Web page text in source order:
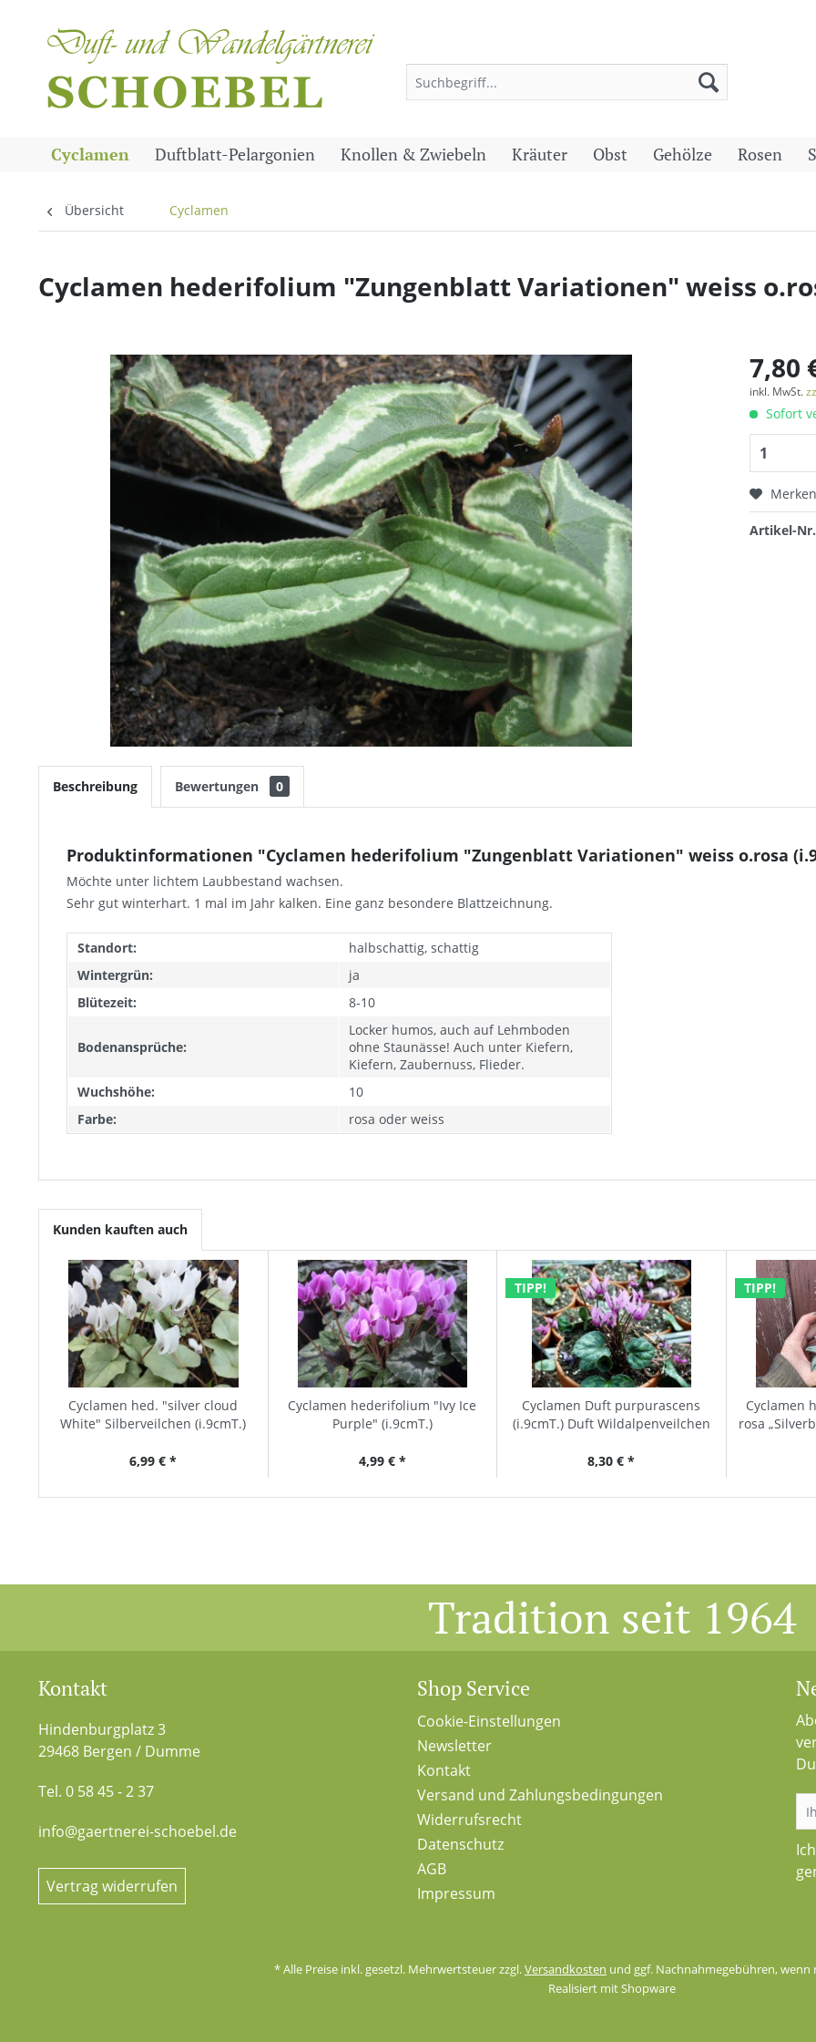
Cyclamen Duftblatt-Pelargonien Knollen & Zwiebeln Kräuter Obst Gehölze Rosen
Übersicht Cyclamen
Cyclamen hederifolium "Zungenblatt Variationen" weiss
7,80
inkl. MwSt.
Sofort
Merken
Artikel-
Beschreibung Bewertungen 0
Produktinformationen "Cyclamen hederifolium "Zungenblatt Variationen" weiss o.rosa
Möchte unter lichtem Laubbestand wachsen.
Sehr gut winterhart. 1 mal im Jahr kalken. Eine ganz besondere Blattzeichnung.
Standort:
halbschattig, schattig
Wintergrün:
ja
Blütezeit:
8-10
Bodenansprüche:
Locker humos, auch auf Lehmboden
ohne Staunässe! Auch unter Kiefern,
Kiefern, Zaubernuss, Flieder.
Wuchshöhe:
10
Farbe:
rosa oder weiss
Kunden kauften auch
Cyclamen hed. "silver cloud
White" Silberveilchen (i.9cmT.)
6,99 € *
Cyclamen hederifolium "Ivy Ice
Purple" (i.9cmT.)
4,99 € *
TIPP!
Cyclamen Duft purpurascens
(i.9cmT.) Duft Wildalpenveilchen
8,30 € *
TIPP!
Cyclamen
rosa
Tradition seit 1964
Kontakt
Hindenburgplatz 3
29468 Bergen / Dumme
Tel. 0 58 45 - 2 37
info@gaertnerei-schoebel.de
Vertrag widerrufen
Shop Service
Cookie-Einstellungen
Newsletter
Kontakt
Versand und Zahlungsbedingungen
Widerrufsrecht
Datenschutz
AGB
Impressum
* Alle Preise inkl. gesetzl. Mehrwertsteuer zzgl.Versandkosten und ggf. Nachnahmegebühren, wenn
Realisiert mit Shopware